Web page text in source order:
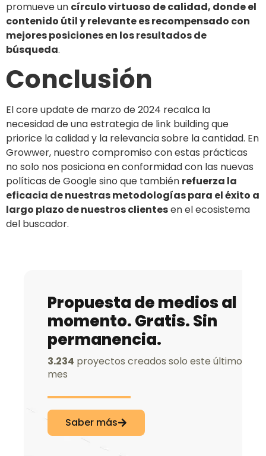
promueve un círculo virtuoso de calidad, donde el
contenido útil y relevante es recompensado con
mejores posiciones en los resultados de
búsqueda.
Conclusión
El core update de marzo de 2024 recalca la
necesidad de una estrategia de link building que
priorice la calidad y la relevancia sobre la cantidad. En
Growwer, nuestro compromiso con estas prácticas
no solo nos posiciona en conformidad con las nuevas
políticas de Google sino que también refuerza la
eficacia de nuestras metodologías para el éxito a
largo plazo de nuestros clientesen el ecosistema
del buscador.
Propuesta de medios al
momento. Gratis. Sin
permanencia.
3.234 proyectos creados solo este último
mes
Saber más